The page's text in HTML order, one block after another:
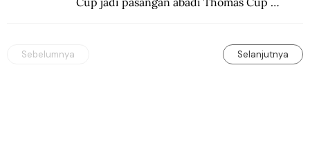
Sebelumnya Selanjutnya